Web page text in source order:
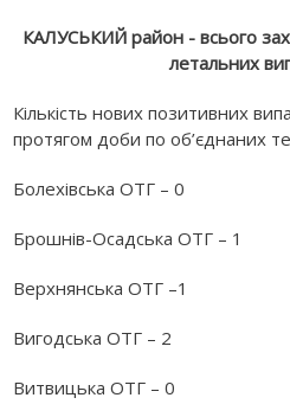
КАЛУСЬКИЙ район - всього
летальних
Кількість нових позитивних
протягом доби по об’єднаних
Болехівська ОТГ – 0
Брошнів-Осадська ОТГ – 1
Верхнянська ОТГ –1
Вигодська ОТГ – 2
Витвицька ОТГ – 0